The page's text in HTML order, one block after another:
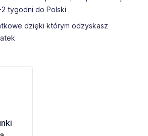
tygodni do Polski
dzięki którym odzyskasz